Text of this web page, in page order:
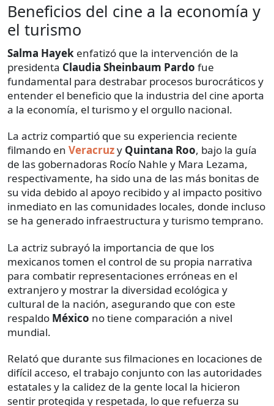
Beneficios del cine a la economía y
el turismo
Salma Hayek enfatizó que la intervención de la
presidenta Claudia Sheinbaum Pardo fue
fundamental para destrabar procesos burocráticos y
entender el beneficio que la industria del cine aporta
a la economía, el turismo y el orgullo nacional.
La actriz compartió que su experiencia reciente
filmando en Veracruzy Quintana Roo, bajo la guía
de las gobernadoras Rocío Nahle y Mara Lezama,
respectivamente, ha sido una de las más bonitas de
su vida debido al apoyo recibido y al impacto positivo
inmediato en las comunidades locales, donde incluso
se ha generado infraestructura y turismo temprano.
La actriz subrayó la importancia de que los
mexicanos tomen el control de su propia narrativa
para combatir representaciones erróneas en el
extranjero y mostrar la diversidad ecológica y
cultural de la nación, asegurando que con este
respaldo México no tiene comparación a nivel
mundial.
Relató que durante sus filmaciones en locaciones de
difícil acceso, el trabajo conjunto con las autoridades
estatales y la calidez de la gente local la hicieron
sentir protegida y respetada, lo que refuerza su